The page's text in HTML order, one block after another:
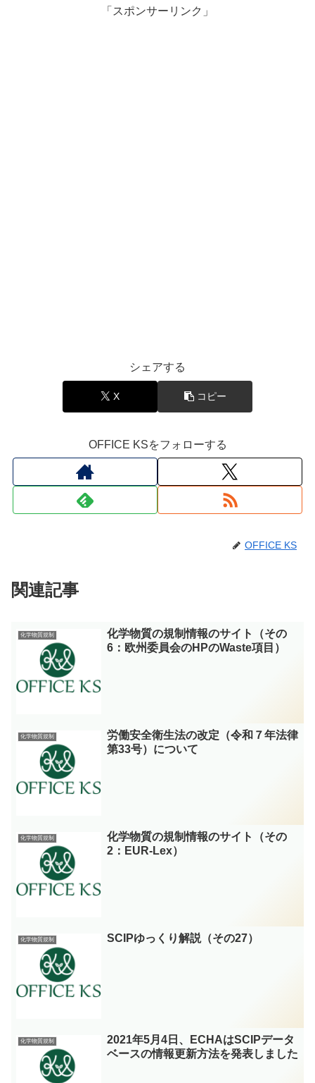
「スポンサーリンク」
シェアする
X コピー
OFFICE KSをフォローする
OFFICE KS
関連記事
化学物質規制
化学物質の規制情報のサイト（その
6：欧州委員会のHPのWaste項目）
化学物質規制
労働安全衛生法の改定（令和７年法律
第33号）について
化学物質規制
化学物質の規制情報のサイト（その
2：EUR-Lex）
化学物質規制 SCIPゆっくり解説（その27）
化学物質規制
2021年5月4日、ECHAはSCIPデータ
ベースの情報更新方法を発表しました